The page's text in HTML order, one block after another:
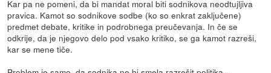
Kar pa ne pomeni, da bi mandat moral biti sodnikova neodtujljiva
pravica. Kamot so sodnikove sodbe (ko so enkrat zaključene)
predmet debate, kritike in podrobnega preučevanja. In če se
odkrije, da je njegovo delo pod vsako kritiko, se ga kamot razreši,
kar se mene tiče.